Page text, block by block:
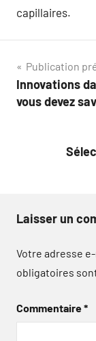
capillaires.
de
Publication
Innovations
vous devez
Laisser un
Votre adresse
obligatoires
Commentaire*